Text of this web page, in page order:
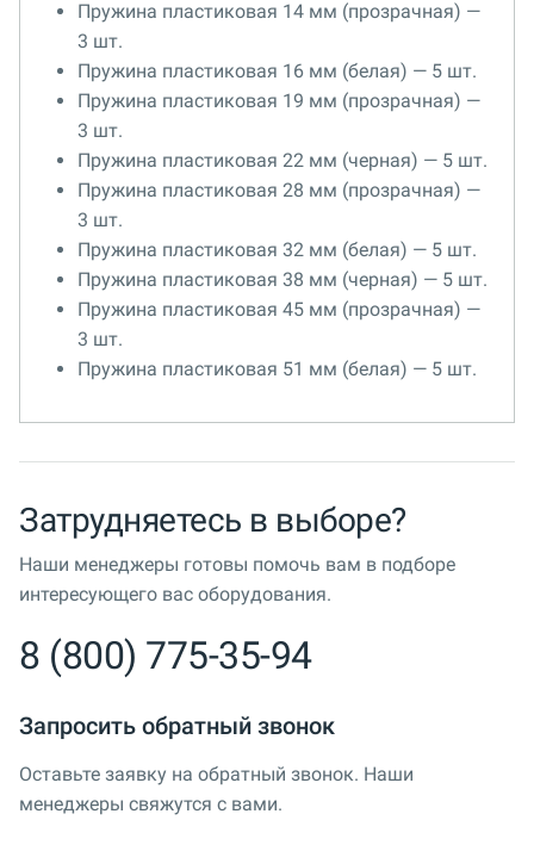
Пружина пластиковая 14 мм (прозрачная) —
3 шт.
Пружина пластиковая 16 мм (белая) — 5 шт.
Пружина пластиковая 19 мм (прозрачная) —
3 шт.
Пружина пластиковая 22 мм (черная) — 5 шт.
Пружина пластиковая 28 мм (прозрачная) —
3 шт.
Пружина пластиковая 32 мм (белая) — 5 шт.
Пружина пластиковая 38 мм (черная) — 5 шт.
Пружина пластиковая 45 мм (прозрачная) —
3 шт.
Пружина пластиковая 51 мм (белая) — 5 шт.
Затрудняетесь в выборе?
Наши менеджеры готовы помочь вам в подборе
интересующего вас оборудования.
8 (800) 775-35-94
Запросить обратный звонок
Оставьте заявку на обратный звонок. Наши
менеджеры свяжутся с вами.